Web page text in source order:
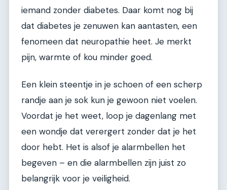
iemand zonder diabetes. Daar komt nog bij
dat diabetes je zenuwen kan aantasten, een
fenomeen dat neuropathie heet. Je merkt
pijn, warmte of kou minder goed.
Een klein steentje in je schoen of een scherp
randje aan je sok kun je gewoon niet voelen.
Voordat je het weet, loop je dagenlang met
een wondje dat verergert zonder dat je het
door hebt. Het is alsof je alarmbellen het
begeven – en die alarmbellen zijn juist zo
belangrijk voor je veiligheid.